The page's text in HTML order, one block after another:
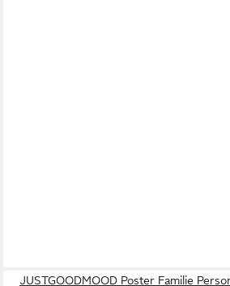
JUSTGOODMOOD Poster Familie